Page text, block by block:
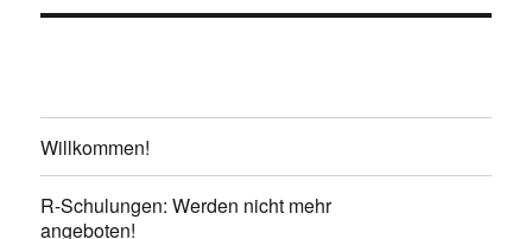
Willkommen!
R-Schulungen: Werden nicht mehr
angeboten!